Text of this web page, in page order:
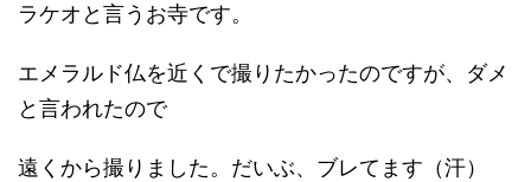
ラケオと言うお寺です。
エメラルド仏を近くで撮りたかったのですが、ダメ
と言われたので
遠くから撮りました。だいぶ、ブレてます（汗）